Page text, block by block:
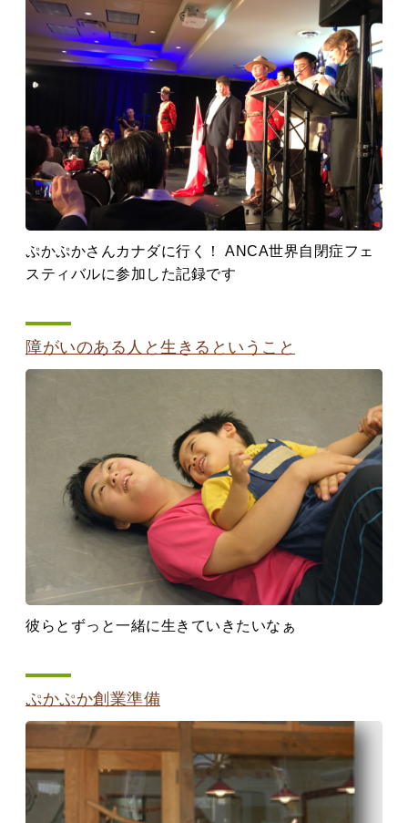
ぷかぷかさんカナダに行く！ ANCA世界自閉症フェ
スティバルに参加した記録です
障がいのある人と生きるということ
彼らとずっと一緒に生きていきたいなぁ
ぷかぷか創業準備